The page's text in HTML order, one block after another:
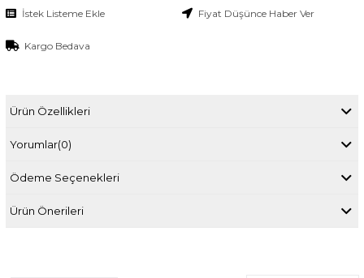
İstek Listeme Ekle Fiyat Düşünce Haber Ver
Kargo Bedava
Ürün Özellikleri
Yorumlar(0)
Ödeme Seçenekleri
Ürün Önerileri